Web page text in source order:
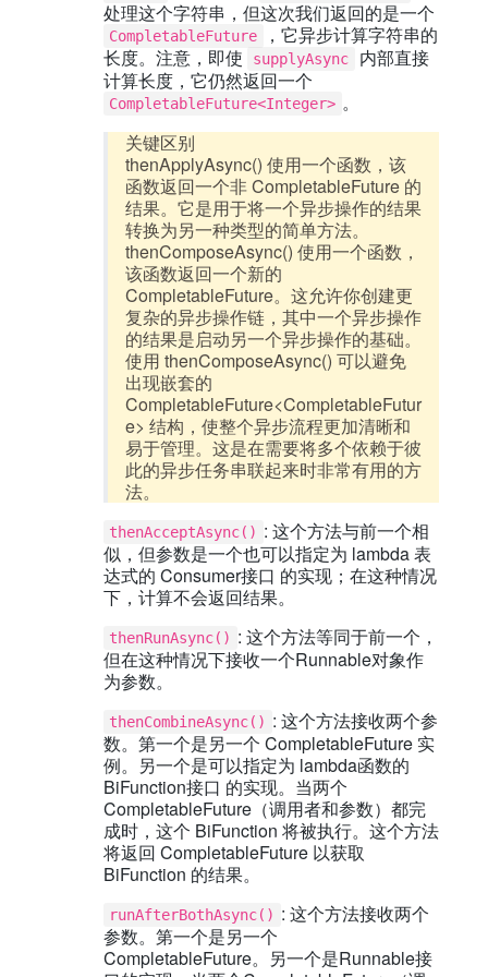
处理这个字符串，但这次我们返回的是一个
CompletableFuture
，它异步计算字符串的
长度。注意，即使
supplyAsync
内部直接
计算长度，它仍然返回一个
CompletableFuture<Integer> 。
关键区别
thenApplyAsync() 使用一个函数，该
函数返回一个非 CompletableFuture 的
结果。它是用于将一个异步操作的结果
转换为另一种类型的简单方法。
thenComposeAsync() 使用一个函数，
该函数返回一个新的
CompletableFuture。这允许你创建更
复杂的异步操作链，其中一个异步操作
的结果是启动另一个异步操作的基础。
使用 thenComposeAsync() 可以避免
出现嵌套的
CompletableFuture<CompletableFutur
e> 结构，使整个异步流程更加清晰和
易于管理。这是在需要将多个依赖于彼
此的异步任务串联起来时非常有用的方
法。
thenAcceptAsync() : 这个方法与前一个相
似，但参数是一个也可以指定为 lambda 表
达式的 Consumer接口 的实现；在这种情况
下，计算不会返回结果。
thenRunAsync() : 这个方法等同于前一个，
但在这种情况下接收一个Runnable对象作
为参数。
thenCombineAsync() : 这个方法接收两个参
数。第一个是另一个 CompletableFuture 实
例。另一个是可以指定为 lambda函数的
BiFunction接口 的实现。当两个
CompletableFuture（调用者和参数）都完
成时，这个 BiFunction 将被执行。这个方法
将返回 CompletableFuture 以获取
BiFunction 的结果。
runAfterBothAsync() : 这个方法接收两个
参数。第一个是另一个
CompletableFuture。另一个是Runnable接